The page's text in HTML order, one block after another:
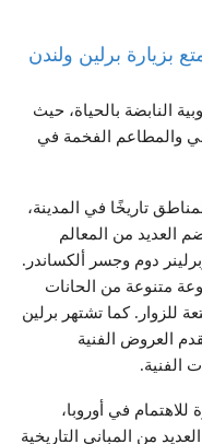
بزيارة برلين ولندن
النابضة بالحياة، حيث
والمطاعم الفخمة في
تاريخًا في المدينة،
العديد من المعالم
وبرلينر دوم وجسر ألكساندر.
متنوعة من الحانات
للزوار. كما تشتهر برلين
العروض الفنية
الفنية.
للاهتمام في أوروبا،
من المباني التاريخية